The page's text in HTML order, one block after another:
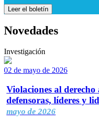
Leer el boletín
Novedades
Investigación
02 de mayo de 2026
Violaciones al
defensoras, líderes y
mayo de 2026